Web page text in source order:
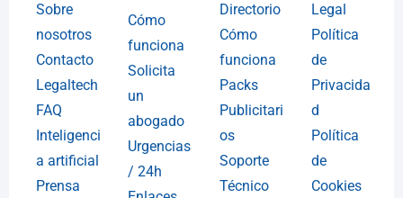
Sobre
nosotros
Contacto
Legaltech
FAQ
Inteligenci
a artificial
Prensa
Cómo
funciona
Solicita
un
abogado
Urgencias
/ 24h
Directorio
Cómo
funciona
Packs
Publicitari
os
Soporte
Técnico
Legal
Política
de
Privacida
d
Política
de
Cookies